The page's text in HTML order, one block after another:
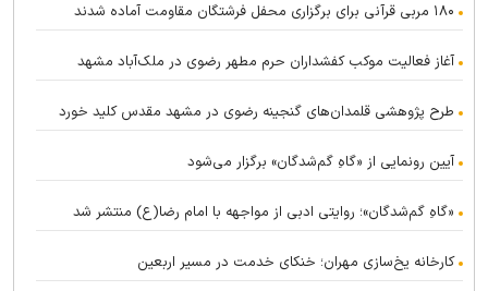
۱۸۰ مربی قرآنی برای برگزاری محفل فرشتگان مقاومت آماده شدند
آغاز فعالیت موکب کفشداران حرم مطهر رضوی در ملک‌آباد مشهد
طرح پژوهشی قلمدان‌های گنجینه رضوی در مشهد مقدس کلید خورد
آیین رونمایی از «گاهِ گم‌شدگان» برگزار می‌شود
«گاهِ گم‌شدگان»؛ روایتی ادبی از مواجهه با امام رضا(ع) منتشر شد
کارخانه یخ‌سازی مهران؛ خنکای خدمت در مسیر اربعین